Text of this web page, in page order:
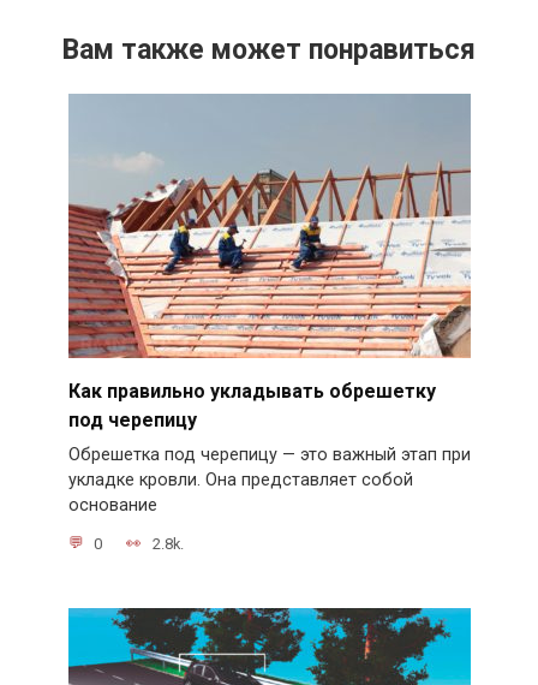
Вам также может понравиться
Как правильно укладывать обрешетку
под черепицу
Обрешетка под черепицу — это важный этап при
укладке кровли. Она представляет собой
основание
0 2.8k.